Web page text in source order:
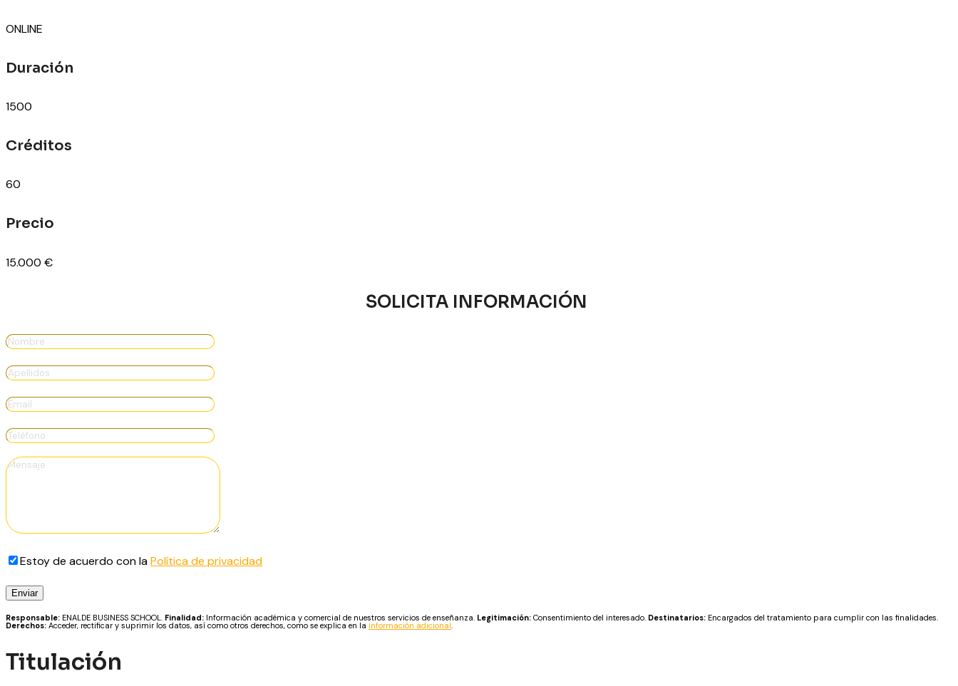
ONLINE
Duración
1500
Créditos
60
Precio
15.000 €
SOLICITA INFORMACIÓN
Estoy de acuerdo con laPolítica de privacidad
Responsable: ENALDE BUSINESS SCHOOL. Finalidad: Información académica y comercial de nuestros servicios de enseñanza. Legitimación: Consentimiento del interesado. Destinatarios: Encargados del tratamiento para cumplir con las finalidades.
Derechos: Acceder, rectificar y suprimir los datos, así como otros derechos, como se explica en la información adicional
Titulación